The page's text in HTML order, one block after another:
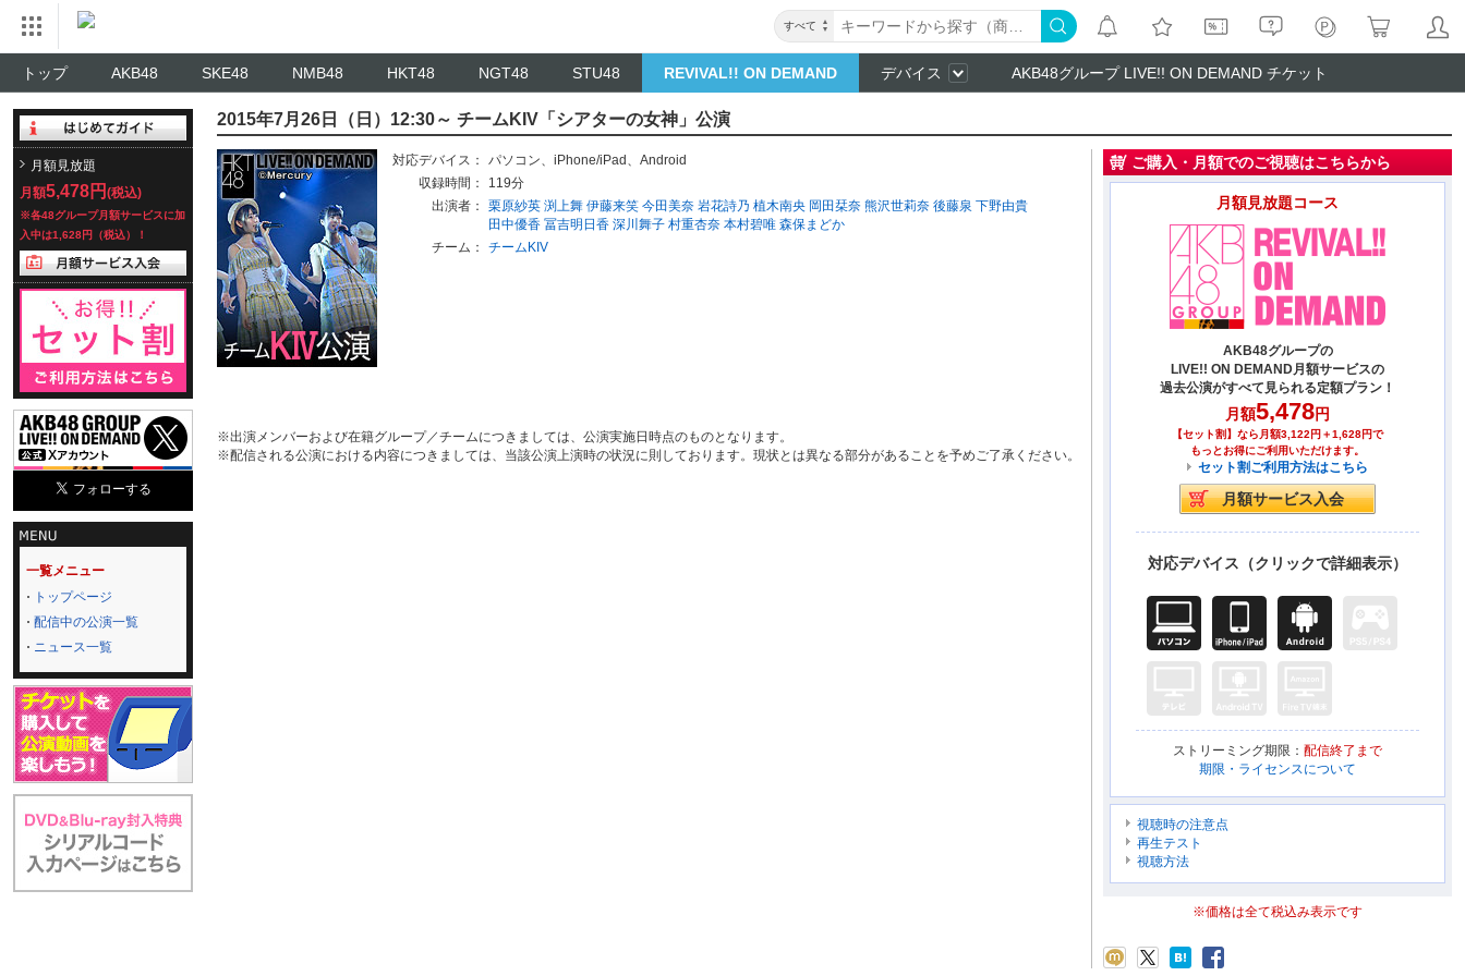
すべて
トップ AKB48 SKE48 NMB48 HKT48 NGT48 STU48 REVIVAL!! ON DEMAND デバイス AKB48グループ LIVE!! ON DEMAND チケット
月額見放題
月額5,478円 (税込)
※各48グループ月額サービスに加
入中は1,628円（税込）！
一覧メニュー
トップページ
配信中の公演一覧
ニュース一覧
2015年7月26日（日）12:30～ チームKIV「シアターの女神」公演
対応デバイス： パソコン、 iPhone/iPad 、 Android
収録時間：
119分
出演者：
栗原紗英 渕上舞 伊藤来笑 今田美奈 岩花詩乃 植木南央 岡田栞奈 熊沢世莉奈 後藤泉 下野由貴
田中優香 冨吉明日香 深川舞子 村重杏奈 本村碧唯 森保まどか
チーム：
チームKIV
※出演メンバーおよび在籍グループ／チームにつきましては、公演実施日時点のものとなります。
※配信される公演における内容につきましては、当該公演上演時の状況に則しております。現状とは異なる部分があることを予めご了承ください。
ご購入・月額でのご視聴はこちらから
月額見放題コース
AKB48グループの
LIVE!! ON DEMAND月額サービスの
過去公演がすべて見られる定額プラン！
月額5,478円
【セット割】なら月額3,122円＋1,628円で
もっとお得にご利用いただけます。
セット割ご利用方法はこちら
対応デバイス（クリックで詳細表示）
ストリーミング期限： 配信終了まで
期限・ライセンスについて
視聴時の注意点
再生テスト
視聴方法
※価格は全て税込み表示です